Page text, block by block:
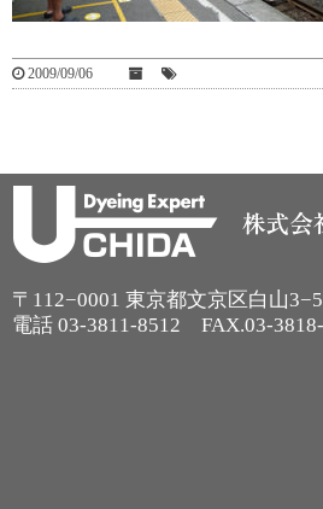
2009/09/06
〒112−0001 東京都文京区白山
電話 03-3811-8512 FAX.03-